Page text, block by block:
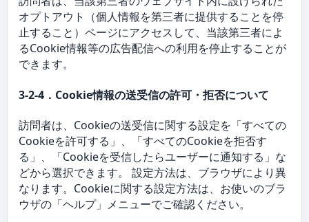
オプトアウト（個人情報を第三者に提供することを停
止すること）ページにアクセスして、当該第三者によ
るCookie情報等の広告配信への利用を停止することが
できます。
3-2-4．Cookie情報の送受信の許可・拒否について
訪問者は、Cookieの送受信に関する設定を「すべての
Cookieを許可する」、「すべてのCookieを拒否す
る」、「Cookieを受信したらユーザーに通知する」な
どから選択できます。 設定方法は、ブラウザにより異
なります。Cookieに関する設定方法は、お使いのブラ
ウザの「ヘルプ」メニューでご確認ください。